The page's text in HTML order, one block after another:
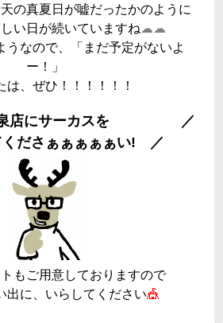
の真夏日が嘘だったかのように
い日が続いていますね☁☁
うなので、「まだ予定がないよ
ー！」
は、ぜひ！！！！！！
にサーカスを ／
くださぁぁぁぁぁい! ／
もご用意しておりますので
出に、いらしてください🎪